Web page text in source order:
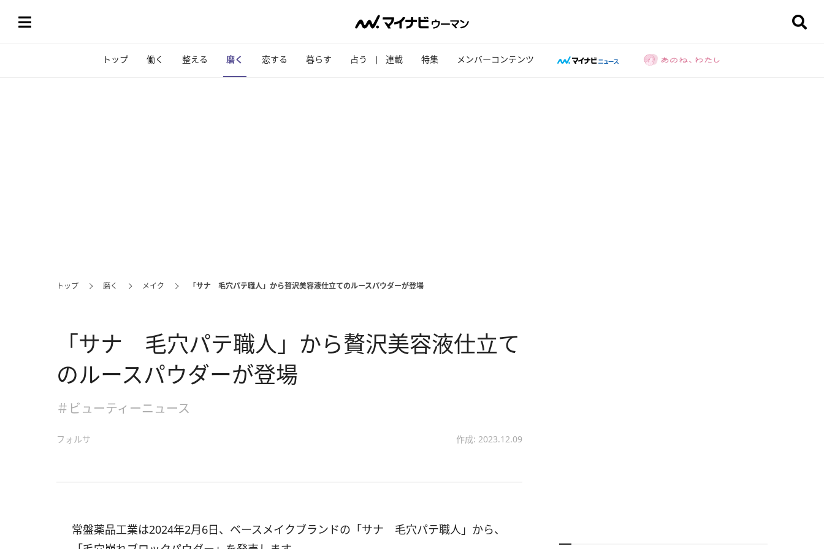
トップ 働く 整える 磨く 恋する 暮らす 占う 連載 特集 メンバーコンテンツ
トップ 磨く メイク 「サナ 毛穴パテ職人」から贅沢美容液仕立てのルースパウダーが登場
「サナ 毛穴パテ職人」から贅沢美容液仕立て
のルースパウダーが登場
＃ビューティーニュース
フォルサ 作成: 2023.12.09
常盤薬品工業は2024年2月6日、ベースメイクブランドの「サナ 毛穴パテ職人」から、